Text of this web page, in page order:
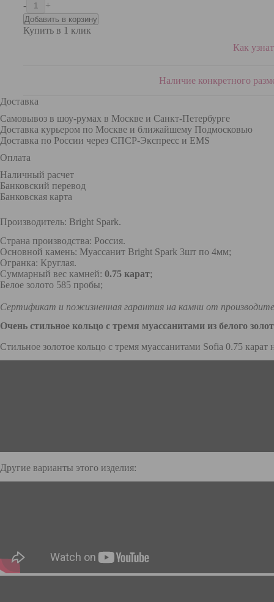
- +
Купить в 1 клик
Как
Наличие конкретного
Доставка
Самовывоз в шоу-румах в Москве и Санкт-Петербурге
Доставка курьером по Москве и ближайшему Подмосковью
Доставка по России через СПСР‑Экспресс и EMS
Оплата
Наличный расчет
Банковский перевод
Банковская карта
Производитель: Bright Spark.
Страна производства: Россия.
Основной камень: Муассанит Bright Spark 3шт по 4мм;
Огранка: Круглая.
Суммарный вес камней: 0.75 карат;
Белое золото 585 пробы;
Сертификат и пожизненная гарантия на камни от
Очень стильное кольцо с тремя муассанитами из белого
Стильное золотое кольцо с тремя муассанитами Sofia 0.75 карат
Другие варианты этого изделия: